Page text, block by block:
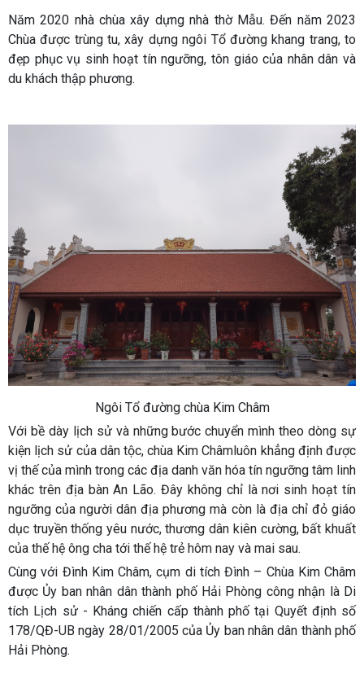
Năm 2020 nhà chùa xây dựng nhà thờ Mẫu. Đến năm 2023
Chùa được trùng tu, xây dựng ngôi Tổ đường khang trang, to
đẹp phục vụ sinh hoạt tín ngưỡng, tôn giáo của nhân dân và
du khách thập phương.
Ngôi Tổ đường chùa Kim Châm
Với bề dày lịch sử và những bước chuyển mình theo dòng sự
kiện lịch sử của dân tộc, chùa Kim Châmluôn khẳng định được
vị thế của mình trong các địa danh văn hóa tín ngưỡng tâm linh
khác trên địa bàn An Lão. Đây không chỉ là nơi sinh hoạt tín
ngưỡng của người dân địa phương mà còn là địa chỉ đỏ giáo
dục truyền thống yêu nước, thương dân kiên cường, bất khuất
của thế hệ ông cha tới thế hệ trẻ hôm nay và mai sau.
Cùng với Đình Kim Châm, cụm di tích Đình – Chùa Kim Châm
được Ủy ban nhân dân thành phố Hải Phòng công nhận là Di
tích Lịch sử - Kháng chiến cấp thành phố tại Quyết định số
178/QĐ-UB ngày 28/01/2005 của Ủy ban nhân dân thành phố
Hải Phòng.